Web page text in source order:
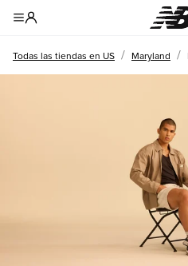
Todas las tiendas en US / Maryland /